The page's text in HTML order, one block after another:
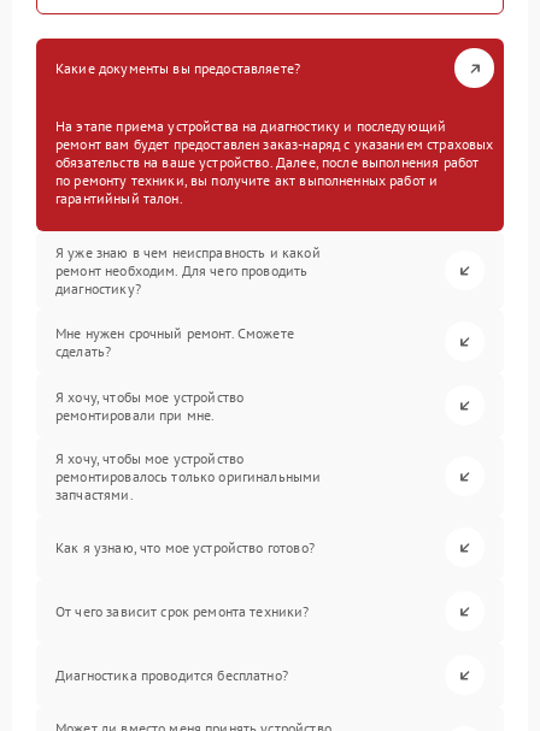
Какие документы вы предоставляете?
На этапе приема устройства на диагностику и последующий
ремонт вам будет предоставлен заказ-наряд с указанием страховых
обязательств на ваше устройство. Далее, после выполнения работ
по ремонту техники, вы получите акт выполненных работ и
гарантийный талон.
Я уже знаю в чем неисправность и какой
ремонт необходим. Для чего проводить
диагностику?
Мне нужен срочный ремонт. Сможете
сделать?
Я хочу, чтобы мое устройство
ремонтировали при мне.
Я хочу, чтобы мое устройство
ремонтировалось только оригинальными
запчастями.
Как я узнаю, что мое устройство готово?
От чего зависит срок ремонта техники?
Диагностика проводится бесплатно?